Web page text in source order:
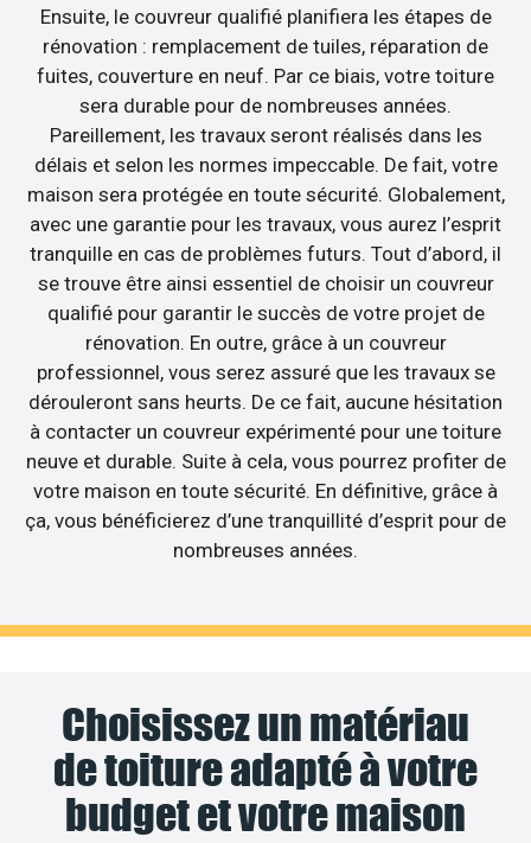
Ensuite, le couvreur qualifié planifiera les étapes de
rénovation : remplacement de tuiles, réparation de
fuites, couverture en neuf. Par ce biais, votre toiture
sera durable pour de nombreuses années.
Pareillement, les travaux seront réalisés dans les
délais et selon les normes impeccable. De fait, votre
maison sera protégée en toute sécurité. Globalement,
avec une garantie pour les travaux, vous aurez l’esprit
tranquille en cas de problèmes futurs. Tout d’abord, il
se trouve être ainsi essentiel de choisir un couvreur
qualifié pour garantir le succès de votre projet de
rénovation. En outre, grâce à un couvreur
professionnel, vous serez assuré que les travaux se
dérouleront sans heurts. De ce fait, aucune hésitation
à contacter un couvreur expérimenté pour une toiture
neuve et durable. Suite à cela, vous pourrez profiter de
votre maison en toute sécurité. En définitive, grâce à
ça, vous bénéficierez d’une tranquillité d’esprit pour de
nombreuses années.
Choisissez un matériau
de toiture adapté à votre
budget et votre maison